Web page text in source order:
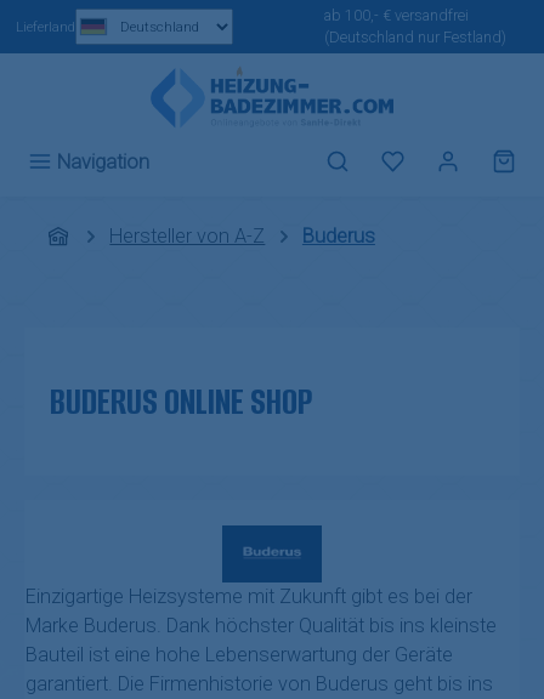
Zum Hauptinhalt springen
Lieferland
ab 100,- € versandfrei
(Deutschland nur Festland)
Navigation Du hast 0
Hersteller von A-Z Buderus
BUDERUS ONLINE SHOP
Einzigartige Heizsysteme mit Zukunft gibt es bei der
Marke Buderus. Dank höchster Qualität bis ins kleinste
Bauteil ist eine hohe Lebenserwartung der Geräte
garantiert. Die Firmenhistorie von Buderus geht bis ins